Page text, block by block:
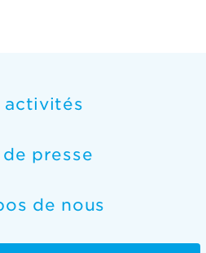
activités
de presse
de nous